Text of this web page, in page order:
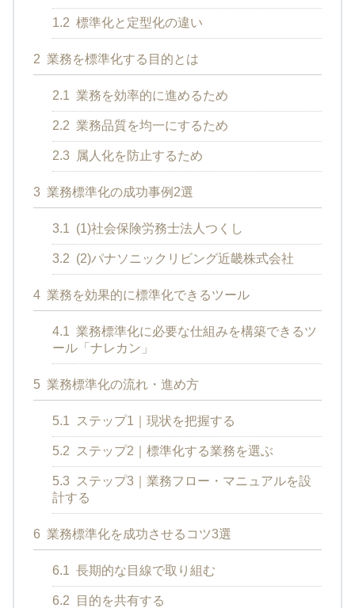
1.2 標準化と定型化の違い
2 業務を標準化する目的とは
2.1 業務を効率的に進めるため
2.2 業務品質を均一にするため
2.3 属人化を防止するため
3 業務標準化の成功事例2選
3.1 (1)社会保険労務士法人つくし
3.2 (2)パナソニックリビング近畿株式会社
4 業務を効果的に標準化できるツール
4.1 業務標準化に必要な仕組みを構築できるツ
ール「ナレカン」
5 業務標準化の流れ・進め方
5.1 ステップ1｜現状を把握する
5.2 ステップ2｜標準化する業務を選ぶ
5.3
ステップ3｜業務フロー・マニュアルを設
計する
6 業務標準化を成功させるコツ3選
6.1 長期的な目線で取り組む
6.2 目的を共有する